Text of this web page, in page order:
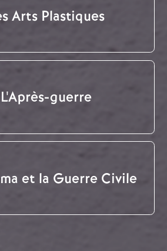
Arts Plastiques
L'Après-guerre
et la Guerre Civile